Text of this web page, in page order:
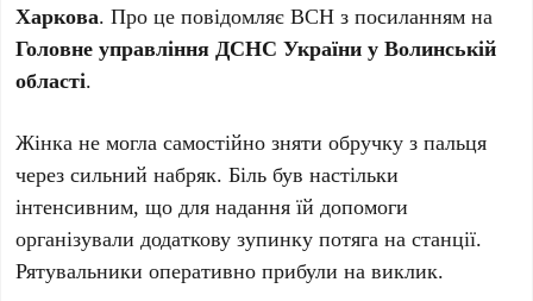
Харкова. Про це повідомляє ВСН з посиланням на
Головне управління ДСНС України у Волинській
області.
Жінка не могла самостійно зняти обручку з пальця
через сильний набряк. Біль був настільки
інтенсивним, що для надання їй допомоги
організували додаткову зупинку потяга на станції.
Рятувальники оперативно прибули на виклик.